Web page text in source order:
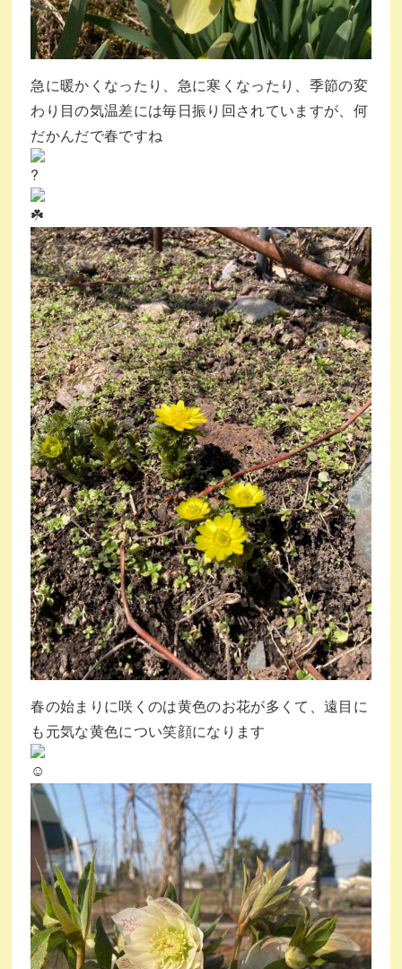
急に暖かくなったり、急に寒くなったり、季節の変
わり目の気温差には毎日振り回されていますが、何
だかんだで春ですね
春の始まりに咲くのは黄色のお花が多くて、遠目に
も元気な黄色につい笑顔になります